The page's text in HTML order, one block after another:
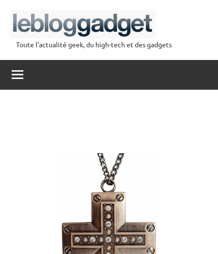
contenu
lebloggadget
Toute l'actualité geek, du high-tech et des gadgets